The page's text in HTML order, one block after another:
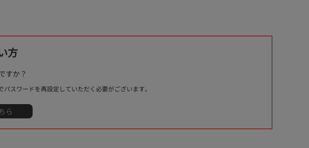
方
すか？
スワードを再設定していただく必要がございます。